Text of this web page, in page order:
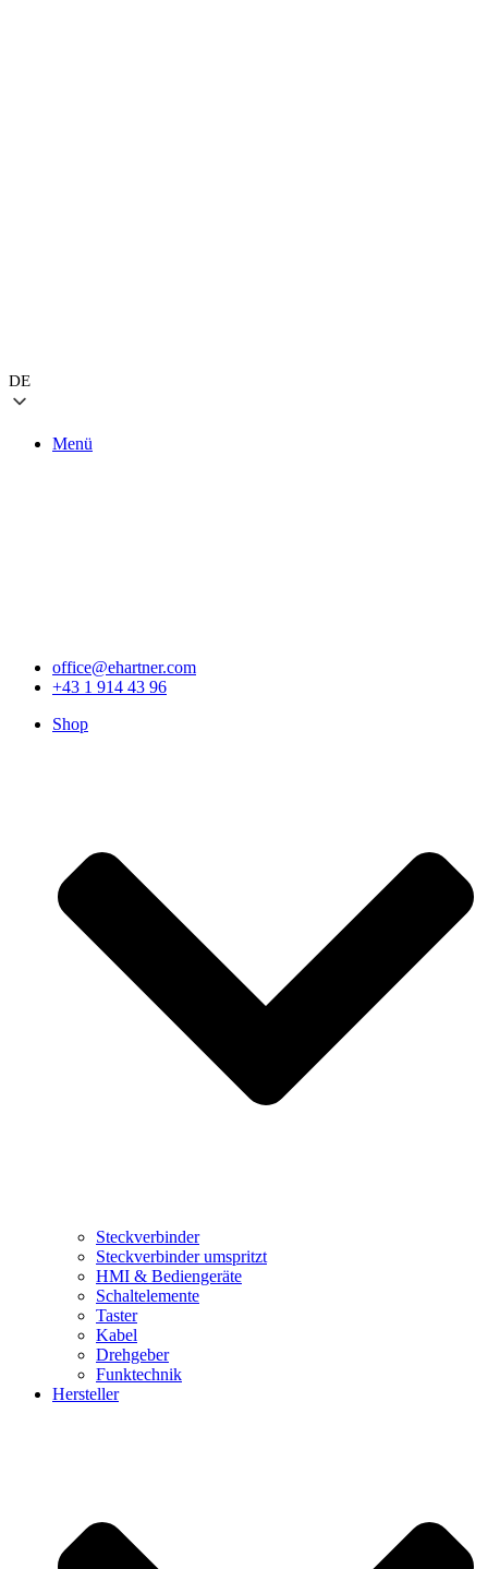
DE
Menü
office@ehartner.com
+43 1 914 43 96
Shop
Steckverbinder
Steckverbinder umspritzt
HMI & Bediengeräte
Schaltelemente
Taster
Kabel
Drehgeber
Funktechnik
Hersteller